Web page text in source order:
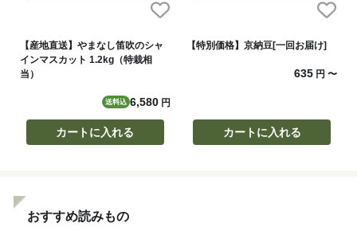
【産地直送】やまなし笛吹のシャ
インマスカット 1.2kg（特栽相
当）
送料込 6,580円
カートに入れる
【特別価格】京納豆[一回お届け]
635 円〜
カートに入れる
おすすめ読みもの